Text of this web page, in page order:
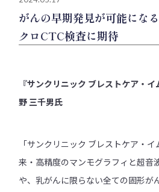
がんの早期発見が可能にな
クロCTC検査に期待
『サンクリニック ブレストケア
野 三千男氏
「サンクリニック ブレストケア・
来・高精度のマンモグラフィと超音
や、乳がんに限らない全ての固形が